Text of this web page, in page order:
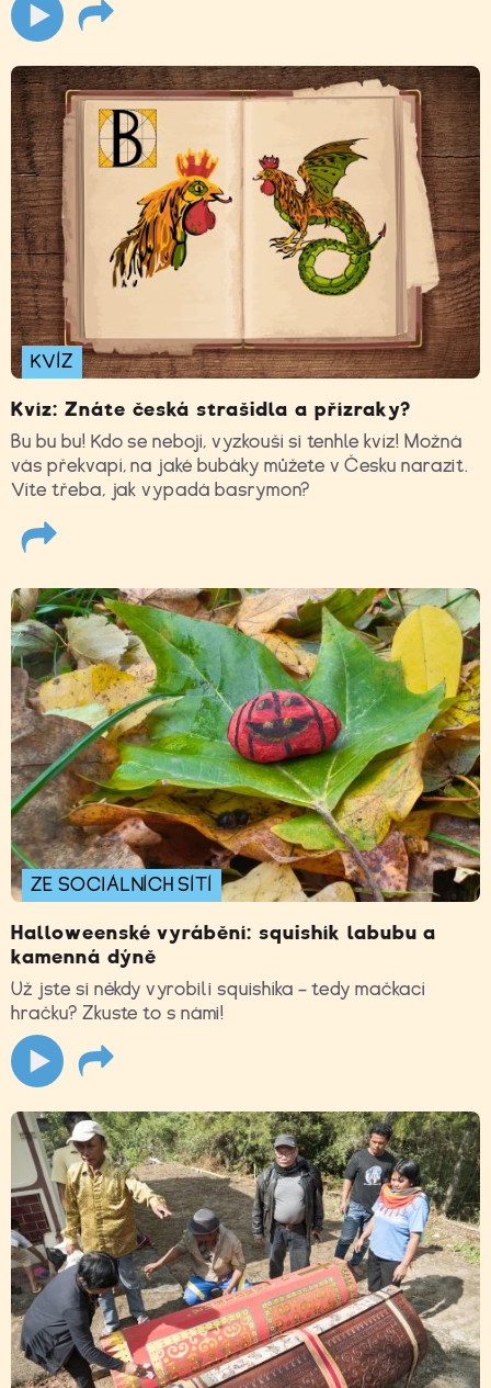
KVÍZ
Kvíz: Znáte česká strašidla a přízraky?
Bu bu bu! Kdo se nebojí, vyzkouší si tenhle kvíz! Možná
vás překvapí, na jaké bubáky můžete v Česku narazit.
Víte třeba, jak vypadá basrymon?
ZE SOCIÁLNÍCH SÍTÍ
Halloweenské vyrábění: squishík labubu a
kamenná dýně
Už jste si někdy vyrobili squishíka – tedy mačkací
hračku? Zkuste to s námi!